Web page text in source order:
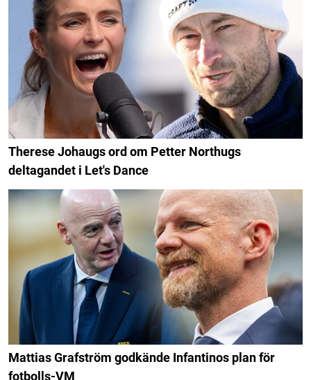
Therese Johaugs ord om Petter Northugs
deltagandet i Let's Dance
Mattias Grafström godkände Infantinos plan för
fotbolls-VM